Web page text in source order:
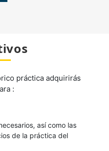
práctica adquirirás
:
así como las
de la práctica del